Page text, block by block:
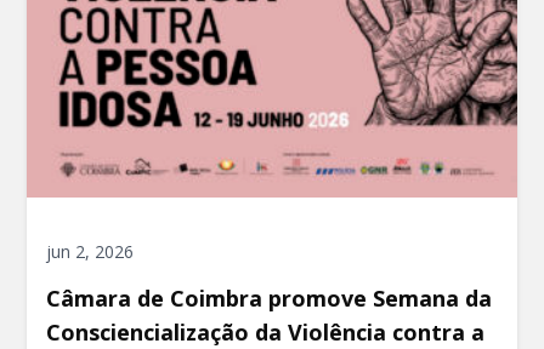
jun 2, 2026
Câmara de Coimbra promove Semana da
Consciencialização da Violência contra a